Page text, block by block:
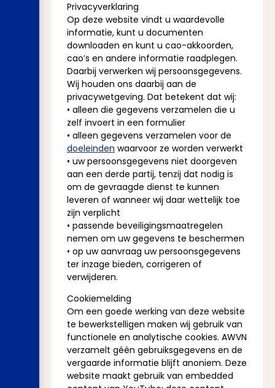
Privacyverklaring
Op deze website vindt u waardevolle
informatie, kunt u documenten
downloaden en kunt u cao-akkoorden,
cao’s en andere informatie raadplegen.
Daarbij verwerken wij persoonsgegevens.
Wij houden ons daarbij aan de
privacywetgeving. Dat betekent dat wij:
• alleen die gegevens verzamelen die u
zelf invoert in een formulier
• alleen gegevens verzamelen voor de
doeleinden waarvoor ze worden verwerkt
• uw persoonsgegevens niet doorgeven
aan een derde partij, tenzij dat nodig is
om de gevraagde dienst te kunnen
leveren of wanneer wij daar wettelijk toe
zijn verplicht
• passende beveiligingsmaatregelen
nemen om uw gegevens te beschermen
• op uw aanvraag uw persoonsgegevens
ter inzage bieden, corrigeren of
verwijderen.
Cookiemelding
Om een goede werking van deze website
te bewerkstelligen maken wij gebruik van
functionele en analytische cookies. AWVN
verzamelt géén gebruiksgegevens en de
vergaarde informatie blijft anoniem. Deze
website maakt gebruik van embedded